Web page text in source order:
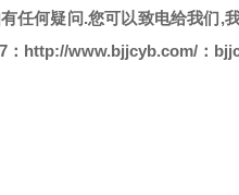
任何疑问.您可以致电给我们,
： http://www.bjjcyb.com/ ：